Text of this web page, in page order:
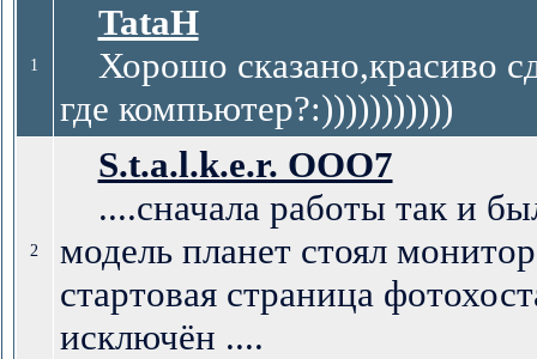
1
TataH
Хорошо сказано,красиво
где компьютер?:)))))))))))
2
S.t.a.l.k.e.r. ООО7
....сначала работы так и
модель планет стоял
стартовая страница
исключён ....